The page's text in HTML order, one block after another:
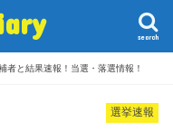
search
者と結果速報！当選・落選情報！
選挙速報